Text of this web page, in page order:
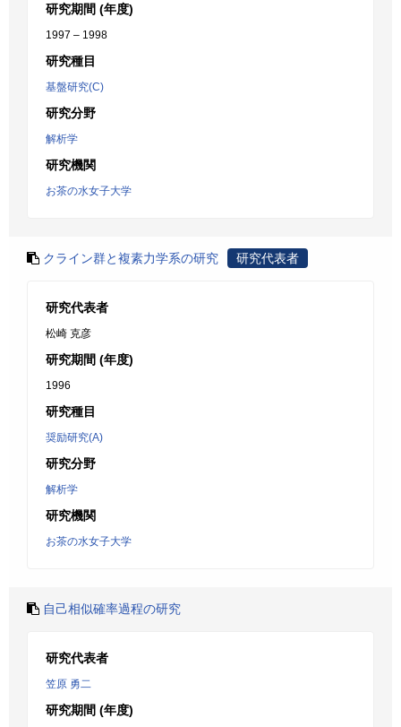
研究期間 (年度)
1997 – 1998
研究種目
基盤研究(C)
研究分野
解析学
研究機関
お茶の水女子大学
クライン群と複素力学系の研究 研究代表者
研究代表者
松崎 克彦
研究期間 (年度)
1996
研究種目
奨励研究(A)
研究分野
解析学
研究機関
お茶の水女子大学
自己相似確率過程の研究
研究代表者
笠原 勇二
研究期間 (年度)